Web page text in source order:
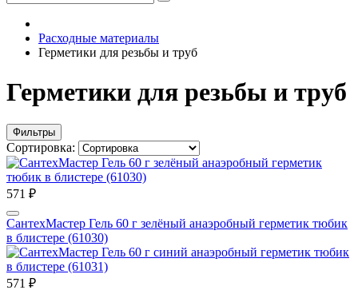
Расходные материалы
Герметики для резьбы и труб
Герметики для резьбы и труб
Фильтры
Сортировка:
571 ₽
СантехМастер Гель 60 г зелёный анаэробный герметик тюбик
в блистере (61030)
571 ₽